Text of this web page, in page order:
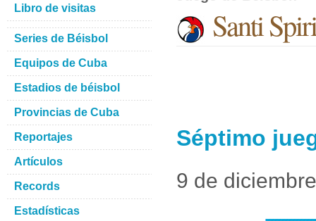
Santi
Séptimo
9 de
Libro de visitas
Series de Béisbol
Equipos de Cuba
Estadios de béisbol
Provincias de Cuba
Reportajes
Artículos
Records
Estadísticas